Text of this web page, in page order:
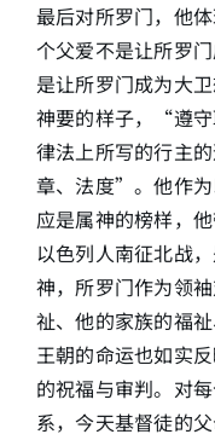
最后对所罗门，他
个父爱不是让所罗
是让所罗门成为大
神要的样子，“遵
律法上所写的行主
章、法度”。他作
应是属神的榜样，
以色列人南征北战
神，所罗门作为领
祉、他的家族的福
王朝的命运也如实
的祝福与审判。对
系，今天基督徒的